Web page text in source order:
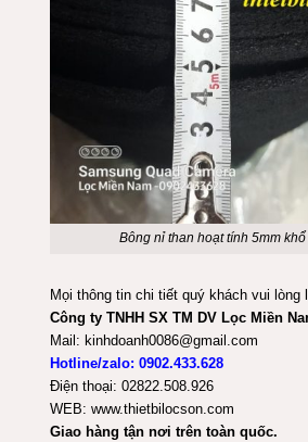
Bông nỉ than hoạt tính 5mm
Mọi thông tin chi tiết quý khách vui lòng
Công ty TNHH SX TM DV Lọc Miền
Mail: kinhdoanh0086@gmail.com
Hotline/zalo: 0902.433.628
Điện thoại: 02822.508.926
WEB: www.thietbilocson.com
Giao hàng tận nơi trên toàn quốc.